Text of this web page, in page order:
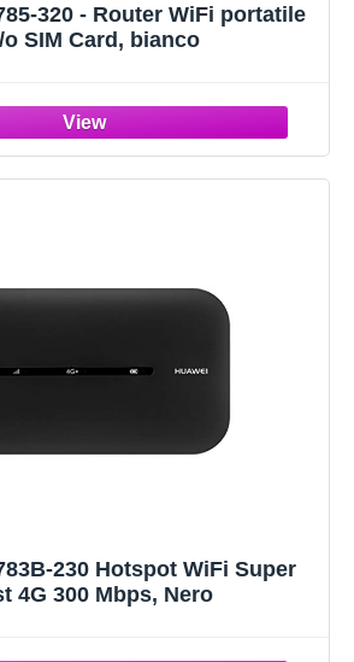
320 - Router WiFi portatile
o SIM Card, bianco
230 Hotspot WiFi Super
4G 300 Mbps, Nero